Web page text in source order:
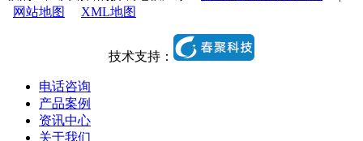
网站地图
XML地图
技术支持：
电话咨询
产品案例
资讯中心
关于我们